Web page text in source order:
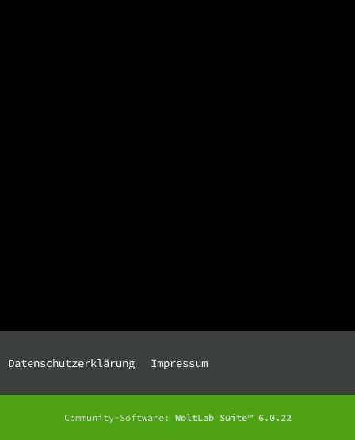
Datenschutzerklärung Impressum
Community-Software: WoltLab Suite™ 6.0.22